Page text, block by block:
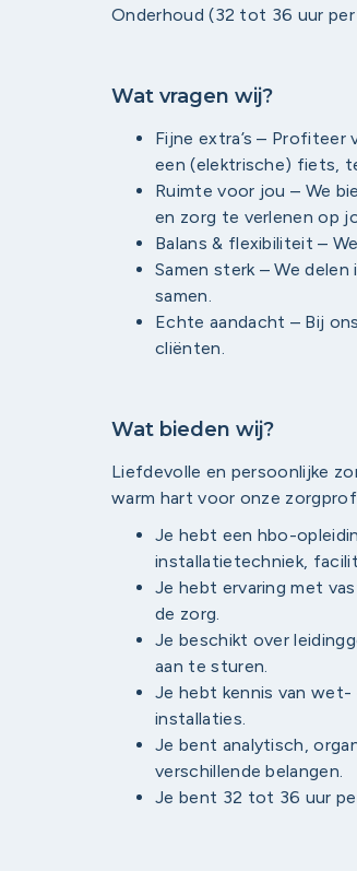
Onderhoud (32 tot 36 uur per
Wat vragen wij?
Fijne extra’s – Profiteer
een (elektrische) fiets,
Ruimte voor jou – We
en zorg te verlenen op
Balans & flexibiliteit –
Samen sterk – We
samen.
Echte aandacht – Bij
cliënten.
Wat bieden wij?
Liefdevolle en persoonlijke
warm hart voor onze
Je hebt een hbo-
installatietechniek,
Je hebt ervaring met
de zorg.
Je beschikt over
aan te sturen.
Je hebt kennis van wet-
installaties.
Je bent analytisch,
verschillende belangen.
Je bent 32 tot 36 uur